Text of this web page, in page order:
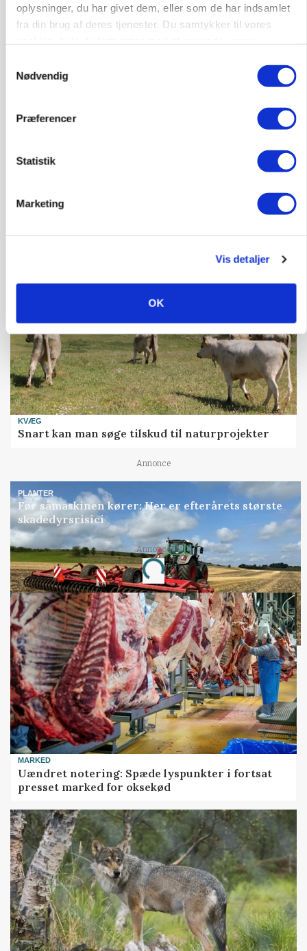
oplysninger, du har givet dem, eller som de har indsamlet
fra din brug af deres tjenester. Du samtykker til vores
Nødvendig
Præferencer
Statistik
Marketing
Vis detaljer
OK
POLITIK
gødskningslov
Annonce
KVÆG
Snart kan man søge tilskud til naturprojekter
Annonce
PLANTER
Før såmaskinen kører: Her er efterårets største
skadedyrsrisici
Annonce
Loading...
MARKED
Uændret notering: Spæde lyspunkter i fortsat
presset marked for oksekød